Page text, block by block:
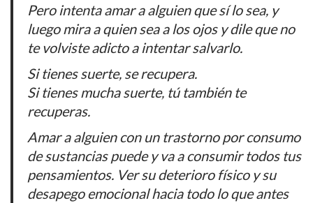
Pero intenta amar a alguien que sí lo sea, y
luego mira a quien sea a los ojos y dile que no
te volviste adicto a intentar salvarlo.
Si tienes suerte, se recupera.
Si tienes mucha suerte, tú también te
recuperas.
Amar a alguien con un trastorno por consumo
de sustancias puede y va a consumir todos tus
pensamientos. Ver su deterioro físico y su
desapego emocional hacia todo lo que antes